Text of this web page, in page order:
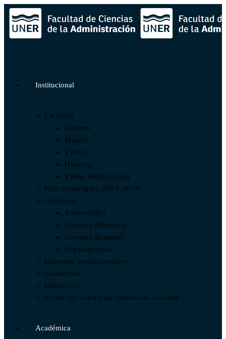
Institucional
Facultad
Valores
Misión
Visión
Historia
Video Institucional
Plan Estratégico 2017-2054
Gobierno
Autoridades
Consejo Directivo
Consejo Superior
Organigramas
Informes Institucionales
Convenios
Ubicación
Protocolo contra las violencias sexistas
Académica